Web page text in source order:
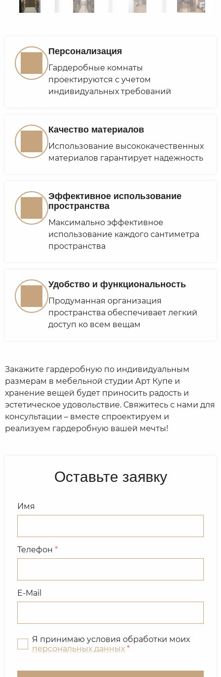
Персонализация
Гардеробные комнаты
проектируются с учетом
индивидуальных требований
Качество материалов
Использование высококачественных
материалов гарантирует надежность
Эффективное использование
пространства
Максимально эффективное
использование каждого сантиметра
пространства
Удобство и функциональность
Продуманная организация
пространства обеспечивает легкий
доступ ко всем вещам
Закажите гардеробную по индивидуальным
размерам в мебельной студии Арт Купе и
хранение вещей будет приносить радость и
эстетическое удовольствие. Свяжитесь с нами для
консультации – вместе спроектируем и
реализуем гардеробную вашей мечты!
Оставьте заявку
Имя
Телефон *
E-Mail
Я принимаю условия обработки моих
персональных данных *